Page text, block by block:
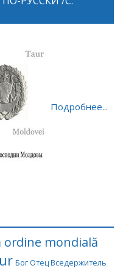
Подробнее...
ordine mondială
Бог Отец Вседержитель